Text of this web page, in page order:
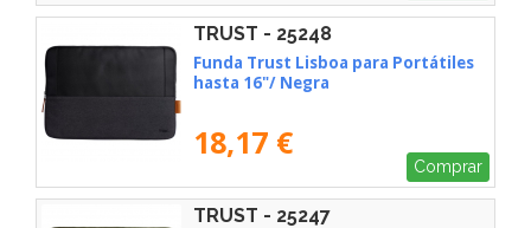
TRUST - 25248
Funda Trust Lisboa para Portátiles
hasta 16"/ Negra
18,17 €
Comprar
TRUST - 25247